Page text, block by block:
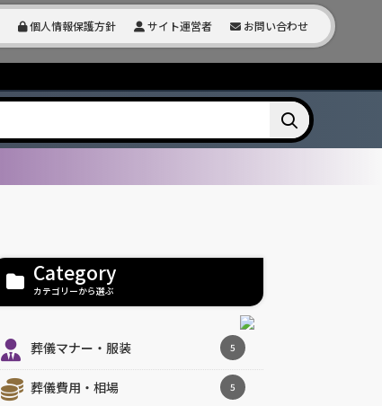
個人情報保護方針 サイト運営者 お問い合わせ
Category
カテゴリーから選ぶ
葬儀マナー・服装 5
葬儀費用・相場 5